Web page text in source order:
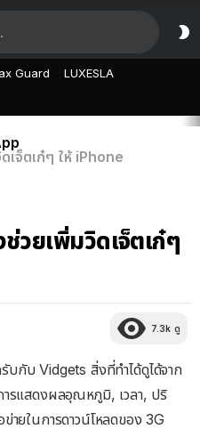
Guard LUXESLA
จ็ตเก๋ๆ ให้ iPhone
วยเพิ่มวิดเจ็ตเก๋ๆ
7.3k ดู
กับ Vidgets สิ่งที่ทำได้ดูได้จาก
ารแสดงผลอุณหภูมิ, เวลา, ปริ
ายในการดาวน์โหลดของ 3G